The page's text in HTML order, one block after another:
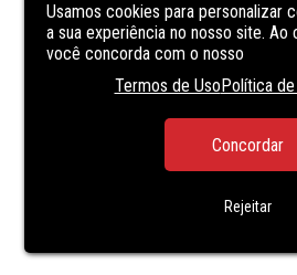
Usamos cookies para personalizar
a sua experiência no nosso site. Ao
você concorda com o nosso
Termos de UsoPolítica
Concordar
Rejeitar